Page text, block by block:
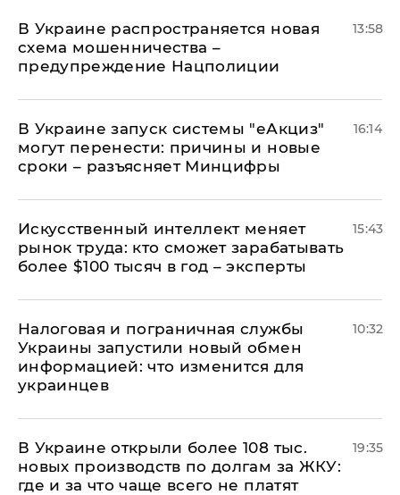
В Украине распространяется новая
схема мошенничества –
предупреждение Нацполиции
13:58
В Украине запуск системы "еАкциз"
могут перенести: причины и новые
сроки – разъясняет Минцифры
16:14
Искусственный интеллект меняет
рынок труда: кто сможет зарабатывать
более $100 тысяч в год – эксперты
15:43
Налоговая и пограничная службы
Украины запустили новый обмен
информацией: что изменится для
украинцев
10:32
В Украине открыли более 108 тыс.
новых производств по долгам за ЖКУ:
где и за что чаще всего не платят
19:35